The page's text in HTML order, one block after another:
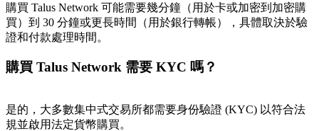
購買 Talus Network 可能需要幾分鐘（用於卡或加密到加密購
買）到 30 分鐘或更長時間（用於銀行轉帳），具體取決於驗
證和付款處理時間。
購買 Talus Network 需要 KYC 嗎？
是的，大多數集中式交易所都需要身份驗證 (KYC) 以符合法
規並啟用法定貨幣購買。